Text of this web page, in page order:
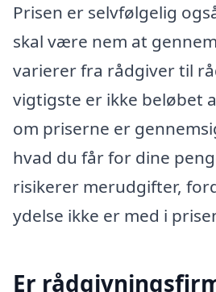
Prisen er selvfølgelig
skal være nem at
varierer fra rådgiver til
vigtigste er ikke beløbet
om priserne er
hvad du får for dine
risikerer merudgifter,
ydelse ikke er med i
Er